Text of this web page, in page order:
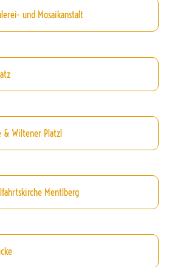
und Mosaikanstalt
& Wiltener Platzl
Mentlberg